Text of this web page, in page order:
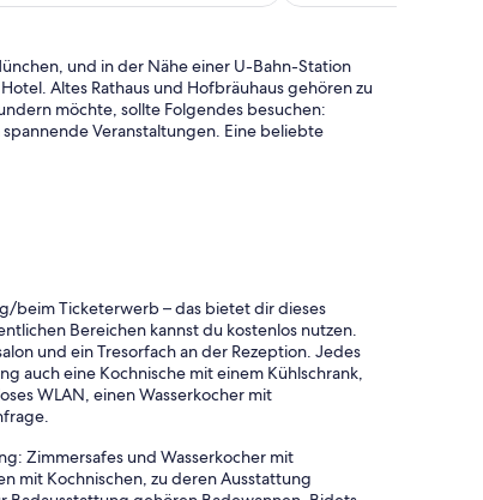
und in der Nähe einer U-Bahn-Station
Altes Rathaus und Hofbräuhaus gehören zu
möchte, sollte Folgendes besuchen:
Veranstaltungen. Eine beliebte
beim Ticketerwerb – das bietet dir dieses
Bereichen kannst du kostenlos nutzen.
und ein Tresorfach an der Rezeption. Jedes
auch eine Kochnische mit einem Kühlschrank,
WLAN, einen Wasserkocher mit
Zimmersafes und Wasserkocher mit
mit Kochnischen, zu deren Ausstattung